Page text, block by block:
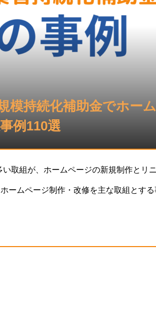
模持続化補助金でホー
例110選
取組が、ホームページの新規制作とリ
ームページ制作・改修を主な取組とす